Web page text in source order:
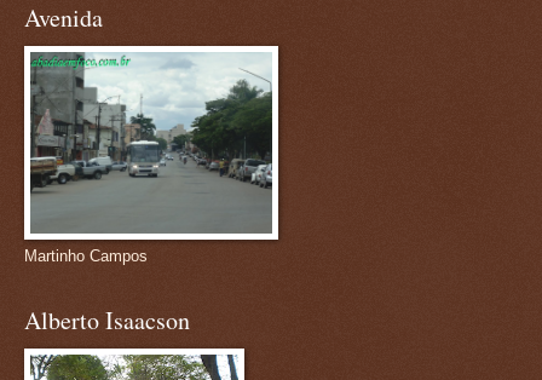
Avenida
Martinho Campos
Alberto Isaacson